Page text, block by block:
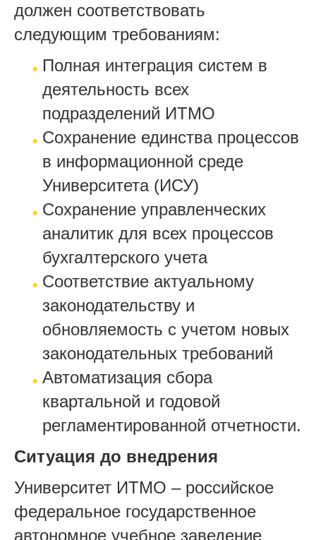
должен соответствовать
следующим требованиям:
Полная интеграция систем в
деятельность всех
подразделений ИТМО
Сохранение единства процессов
в информационной среде
Университета (ИСУ)
Сохранение управленческих
аналитик для всех процессов
бухгалтерского учета
Соответствие актуальному
законодательству и
обновляемость с учетом новых
законодательных требований
Автоматизация сбора
квартальной и годовой
регламентированной отчетности.
Ситуация до внедрения
Университет ИТМО – российское
федеральное государственное
автономное учебное заведение